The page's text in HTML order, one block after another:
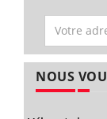
NOUS